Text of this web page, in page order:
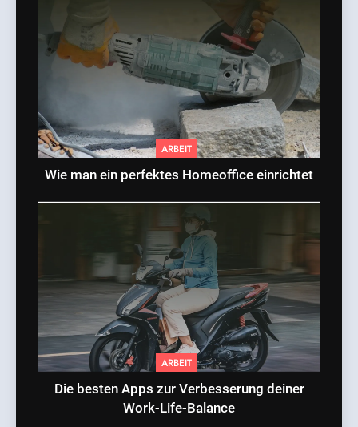
ARBEIT
Wie man ein perfektes Homeoffice einrichtet
ARBEIT
Die besten Apps zur Verbesserung deiner
Work-Life-Balance